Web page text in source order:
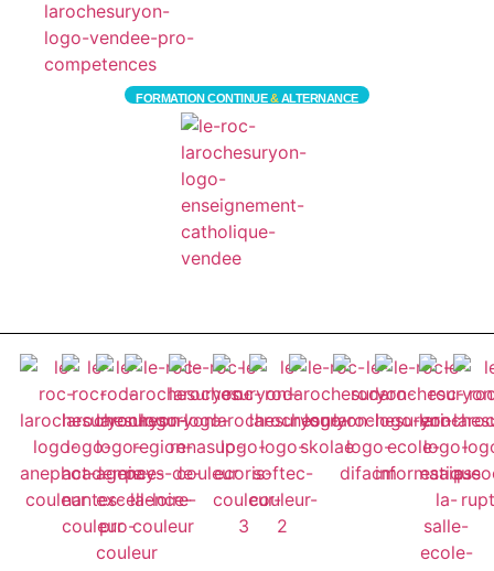
FORMATION CONTINUE&ALTERNANCE